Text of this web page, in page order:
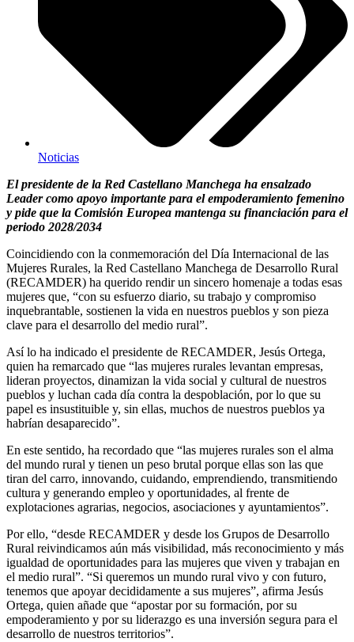
Noticias
El presidente de la Red Castellano Manchega ha ensalzado
Leader como apoyo importante para el empoderamiento femenino
y pide que la Comisión Europea mantenga su financiación para el
periodo 2028/2034
Coincidiendo con la conmemoración del Día Internacional de las
Mujeres Rurales, la Red Castellano Manchega de Desarrollo Rural
(RECAMDER) ha querido rendir un sincero homenaje a todas esas
mujeres que, “con su esfuerzo diario, su trabajo y compromiso
inquebrantable, sostienen la vida en nuestros pueblos y son pieza
clave para el desarrollo del medio rural”.
Así lo ha indicado el presidente de RECAMDER, Jesús Ortega,
quien ha remarcado que “las mujeres rurales levantan empresas,
lideran proyectos, dinamizan la vida social y cultural de nuestros
pueblos y luchan cada día contra la despoblación, por lo que su
papel es insustituible y, sin ellas, muchos de nuestros pueblos ya
habrían desaparecido”.
En este sentido, ha recordado que “las mujeres rurales son el alma
del mundo rural y tienen un peso brutal porque ellas son las que
tiran del carro, innovando, cuidando, emprendiendo, transmitiendo
cultura y generando empleo y oportunidades, al frente de
explotaciones agrarias, negocios, asociaciones y ayuntamientos”.
Por ello, “desde RECAMDER y desde los Grupos de Desarrollo
Rural reivindicamos aún más visibilidad, más reconocimiento y más
igualdad de oportunidades para las mujeres que viven y trabajan en
el medio rural”. “Si queremos un mundo rural vivo y con futuro,
tenemos que apoyar decididamente a sus mujeres”, afirma Jesús
Ortega, quien añade que “apostar por su formación, por su
empoderamiento y por su liderazgo es una inversión segura para el
desarrollo de nuestros territorios”.